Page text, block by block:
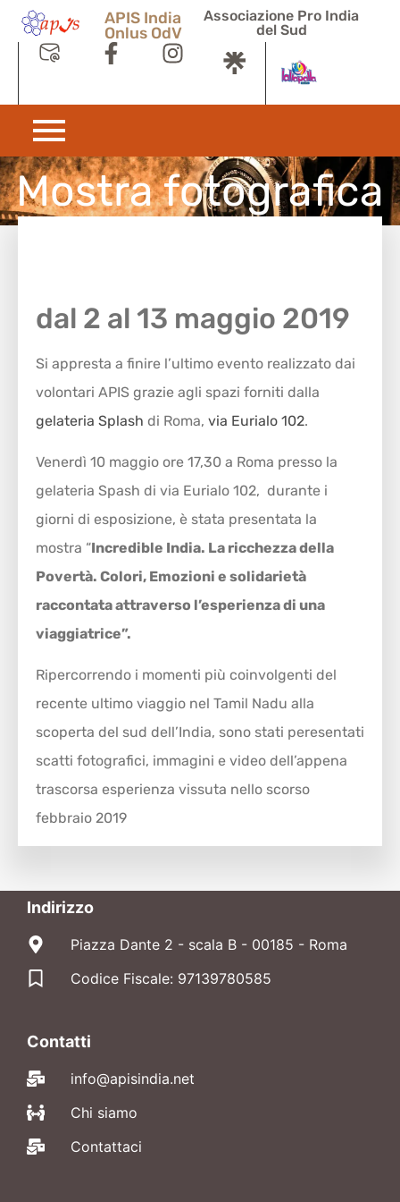
APIS India
Onlus OdV
Associazione Pro India
del Sud
Mostra fotografica
dal 2 al 13 maggio 2019
Si appresta a finire l’ultimo evento realizzato dai
volontari APIS grazie agli spazi forniti dalla
gelateria Splash di Roma, via Eurialo 102.
Venerdì 10 maggio ore 17,30 a Roma presso la
gelateria Spash di via Eurialo 102, durante i
giorni di esposizione, è stata presentata la
mostra “Incredible India. La ricchezza della
Povertà. Colori, Emozioni e solidarietà
raccontata attraverso l’esperienza di una
viaggiatrice”.
Ripercorrendo i momenti più coinvolgenti del
recente ultimo viaggio nel Tamil Nadu alla
scoperta del sud dell’India, sono stati peresentati
scatti fotografici, immagini e video dell’appena
trascorsa esperienza vissuta nello scorso
febbraio 2019
Indirizzo
Piazza Dante 2 - scala B - 00185 - Roma
Codice Fiscale: 97139780585
Contatti
info@apisindia.net
Chi siamo
Contattaci